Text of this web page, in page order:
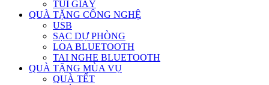
TÚI GIẤY
QUÀ TẶNG CÔNG NGHỆ
USB
SẠC DỰ PHÒNG
LOA BLUETOOTH
TAI NGHE BLUETOOTH
QUÀ TẶNG MÙA VỤ
QUÀ TẾT